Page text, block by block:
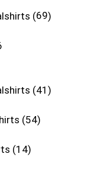
69
41
54
14